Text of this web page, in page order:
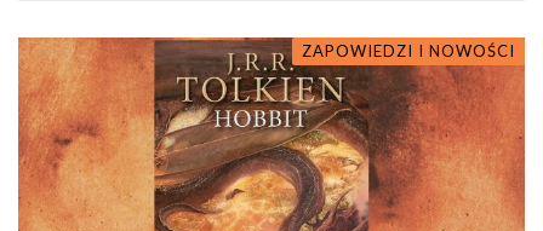
ZAPOWIEDZI I NOWOŚCI